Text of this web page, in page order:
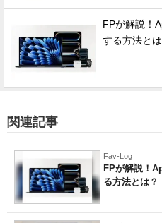
FPが解説！
する方法とは
関連記事
Fav-Log
FPが解説！
る方法とは？